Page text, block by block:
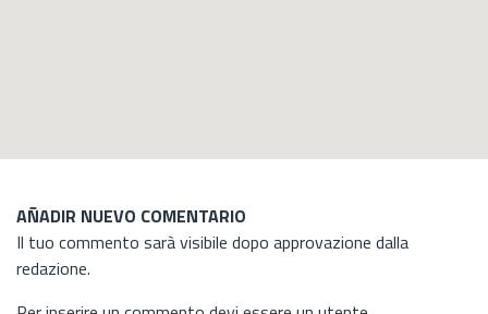
AÑADIR NUEVO COMENTARIO
Il tuo commento sarà visibile dopo approvazione dalla
redazione.